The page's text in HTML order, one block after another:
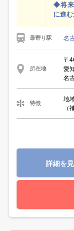
◆将来
に進
最寄り駅 名
所在地
〒
愛
名
特徴
地
（
詳細を